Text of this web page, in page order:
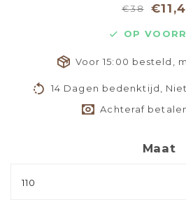
€38
OP
Voor 15:00 besteld,
14 Dagen bedenktijd,
Achteraf
Maat
110